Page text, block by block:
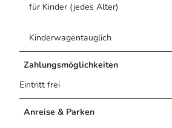
für Kinder (jedes Alter)
Kinderwagentauglich
Zahlungsmöglichkeiten
Eintritt frei
Anreise & Parken